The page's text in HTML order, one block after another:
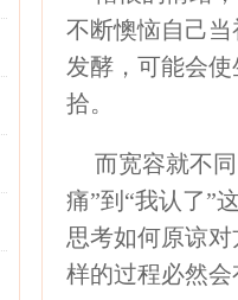
不断懊恼自己
发酵，可能会
拾。
而宽容就不
痛”到“我认了”
思考如何原谅
样的过程必然